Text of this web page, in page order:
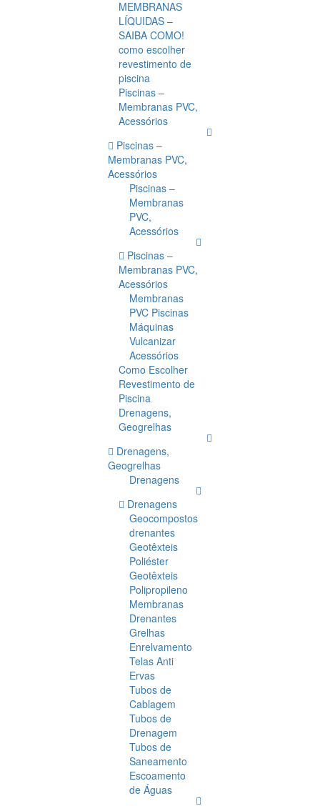
MEMBRANAS
LÍQUIDAS –
SAIBA COMO!
como escolher
revestimento de
piscina
Piscinas –
Membranas PVC,
Acessórios
Piscinas –
Membranas PVC,
Acessórios
Piscinas –
Membranas
PVC,
Acessórios
Piscinas –
Membranas PVC,
Acessórios
Membranas
PVC Piscinas
Máquinas
Vulcanizar
Acessórios
Como Escolher
Revestimento de
Piscina
Drenagens,
Geogrelhas
Drenagens,
Geogrelhas
Drenagens
Drenagens
Geocompostos
drenantes
Geotêxteis
Poliéster
Geotêxteis
Polipropileno
Membranas
Drenantes
Grelhas
Enrelvamento
Telas Anti
Ervas
Tubos de
Cablagem
Tubos de
Drenagem
Tubos de
Saneamento
Escoamento
de Águas